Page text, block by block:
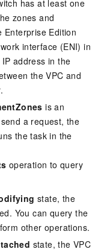
has at least one
zones and
Enterprise Edition
interface (ENI) in
address in the
the VPC and
is an
a request, the
the task in the
operation to query
state, the
You can query the
other operations.
state, the VPC